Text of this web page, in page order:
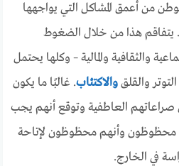
من أعمق المشاكل التي يواجهها
يتفاقم هذا من خلال الضغوط
والثقافية والمالية – وكلها يحتمل
والقلقوالاكتئاب. غالبًا ما يكون
العاطفية وتوقع أنهم يجب
محظوظون وأنهم محظوظون لإتاحة
في الخارج.